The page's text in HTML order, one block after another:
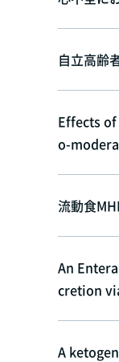
自立高齢
Effects
o-
流動食
An
cretion
A